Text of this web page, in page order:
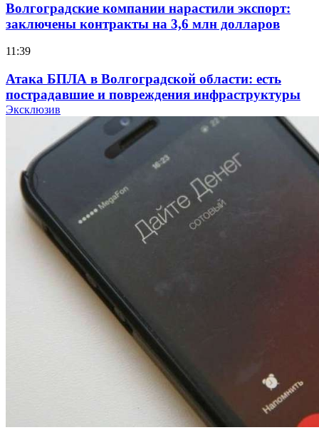
Волгоградские компании нарастили экспорт:
заключены контракты на 3,6 млн долларов
11:39
Атака БПЛА в Волгоградской области: есть
пострадавшие и повреждения инфраструктуры
Волгоградские вузы в топе зарплатного
рейтинга: ВолгГТУ и ВолгГМУ вошли в топ‑15
для химической отрасли и фармацевтики
18:39
В Красноармейском районе Волгограда стартует
конкурс на ремонт моста через Волго‑Донской
судоходный канал
Фестиваль #ТриЧетыре в Волгограде пройдёт
11–13 сентября в рамках Года единства народов
Эксклюзив